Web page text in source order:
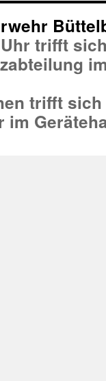
trifft
trifft
im